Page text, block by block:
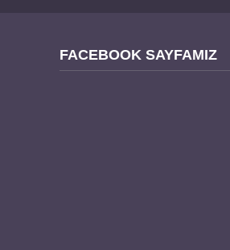
FACEBOOK SAYFAMIZ